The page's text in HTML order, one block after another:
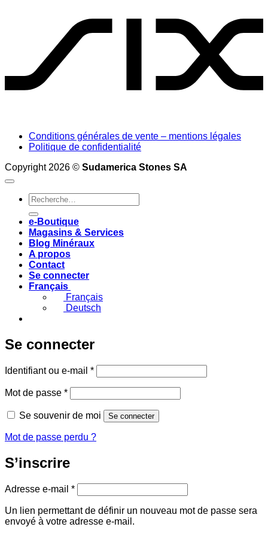
Conditions générales de vente – mentions légales
Politique de confidentialité
Copyright 2026 © Sudamerica Stones SA
Recherche
pour :
e-Boutique
Magasins & Services
Blog Minéraux
A propos
Contact
Se connecter
Français
Français
Deutsch
Se connecter
Identifiant ou e-mail *Obligatoire
Mot de passe *Obligatoire
Se souvenir de moi Se connecter
Mot de passe perdu ?
S’inscrire
Adresse e-mail *Obligatoire
Un lien permettant de définir un nouveau mot de passe sera
envoyé à votre adresse e-mail.